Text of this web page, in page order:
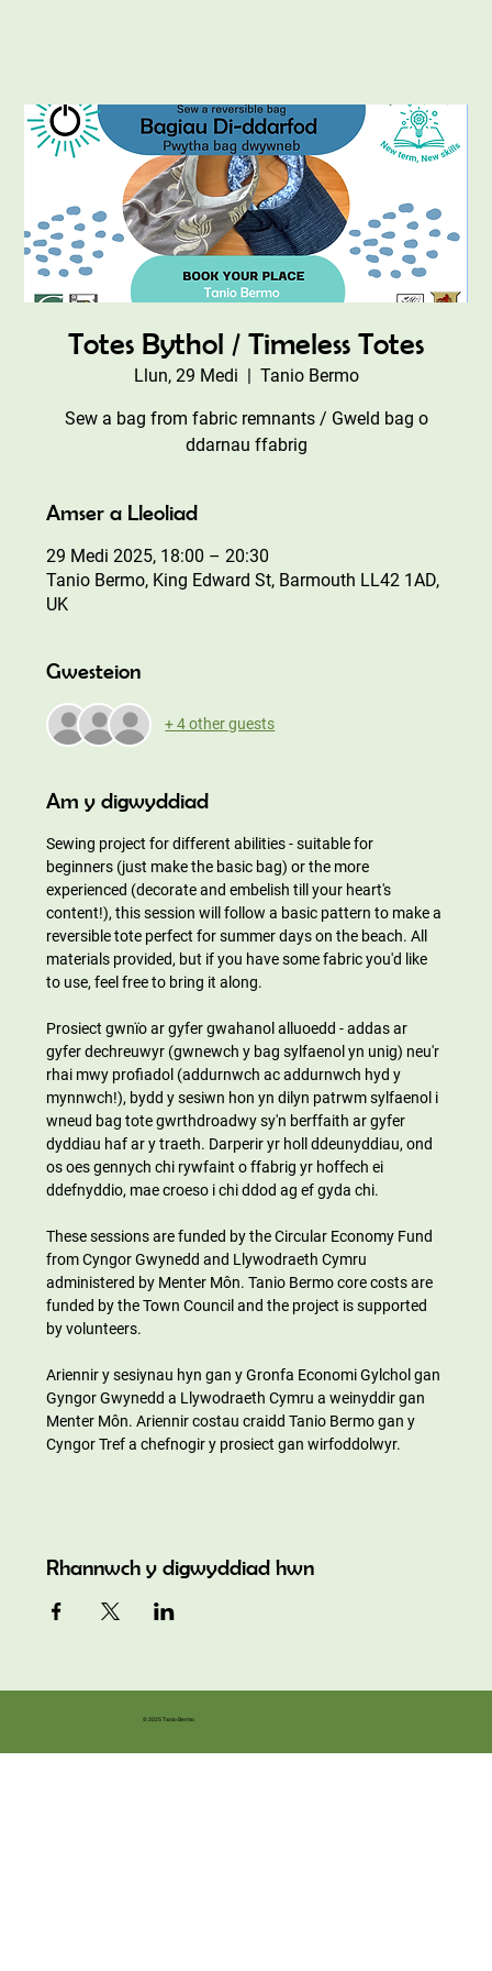
Totes Bythol / Timeless Totes
Llun, 29 Medi
  |
Tanio Bermo
Sew a bag from fabric remnants / Gweld bag o
ddarnau ffabrig
Amser a Lleoliad
29 Medi 2025, 18:00 – 20:30
Tanio Bermo, King Edward St, Barmouth LL42 1AD,
UK
Gwesteion
+ 4 other guests
Am y digwyddiad
Sewing project for different abilities - suitable for
beginners (just make the basic bag) or the more
experienced (decorate and embelish till your heart's
content!), this session will follow a basic pattern to make a
reversible tote perfect for summer days on the beach. All
materials provided, but if you have some fabric you'd like
to use, feel free to bring it along.
Prosiect gwnïo ar gyfer gwahanol alluoedd - addas ar
gyfer dechreuwyr (gwnewch y bag sylfaenol yn unig) neu'r
rhai mwy profiadol (addurnwch ac addurnwch hyd y
mynnwch!), bydd y sesiwn hon yn dilyn patrwm sylfaenol i
wneud bag tote gwrthdroadwy sy'n berffaith ar gyfer
dyddiau haf ar y traeth. Darperir yr holl ddeunyddiau, ond
os oes gennych chi rywfaint o ffabrig yr hoffech ei
ddefnyddio, mae croeso i chi ddod ag ef gyda chi.
These sessions are funded by the Circular Economy Fund
from Cyngor Gwynedd and Llywodraeth Cymru
administered by Menter Môn. Tanio Bermo core costs are
funded by the Town Council and the project is supported
by volunteers.
Ariennir y sesiynau hyn gan y Gronfa Economi Gylchol gan
Gyngor Gwynedd a Llywodraeth Cymru a weinyddir gan
Menter Môn. Ariennir costau craidd Tanio Bermo gan y
Cyngor Tref a chefnogir y prosiect gan wirfoddolwyr.
Rhannwch y digwyddiad hwn
© 2025 Tanio Bermo